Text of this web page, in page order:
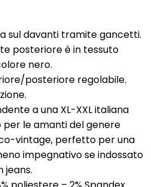
sul davanti tramite gancetti.
posteriore è in tessuto
nero.
posteriore regolabile.
a una XL-XXL italiana
le amanti del genere
vintage, perfetto per una
impegnativo se indossato
jeans.